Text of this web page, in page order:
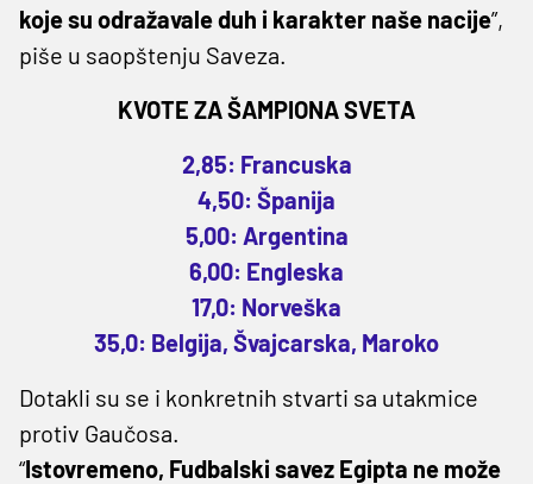
koje su odražavale duh i karakter naše nacije”,
piše u saopštenju Saveza.
KVOTE ZA ŠAMPIONA SVETA
2,85: Francuska
4,50: Španija
5,00: Argentina
6,00: Engleska
17,0: Norveška
35,0: Belgija, Švajcarska, Maroko
Dotakli su se i konkretnih stvarti sa utakmice
protiv Gaučosa.
“Istovremeno, Fudbalski savez Egipta ne može